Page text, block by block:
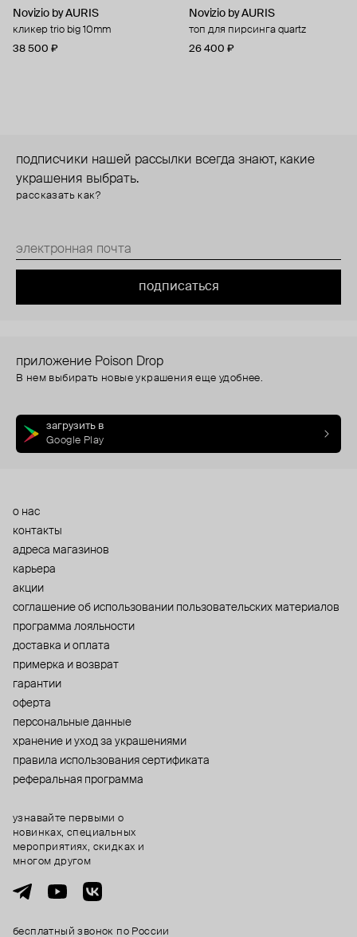
Novizio by AURIS
кликер trio big 10mm
38 500 ₽
Novizio by AURIS
топ для пирсинга quartz
26 400 ₽
подписчики нашей рассылки всегда знают, какие
украшения выбрать.
рассказать как?
подписаться
приложение Poison Drop
В нем выбирать новые украшения еще удобнее.
загрузить в
Google Play
о нас
контакты
адреса магазинов
карьера
акции
cоглашение об использовании пользовательских материалов
программа лояльности
доставка и оплата
примерка и возврат
гарантии
оферта
персональные данные
хранение и уход за украшениями
правила использования сертификата
реферальная программа
бесплатный звонок по России
узнавайте первыми о
новинках, специальных
мероприятиях, скидках и
многом другом